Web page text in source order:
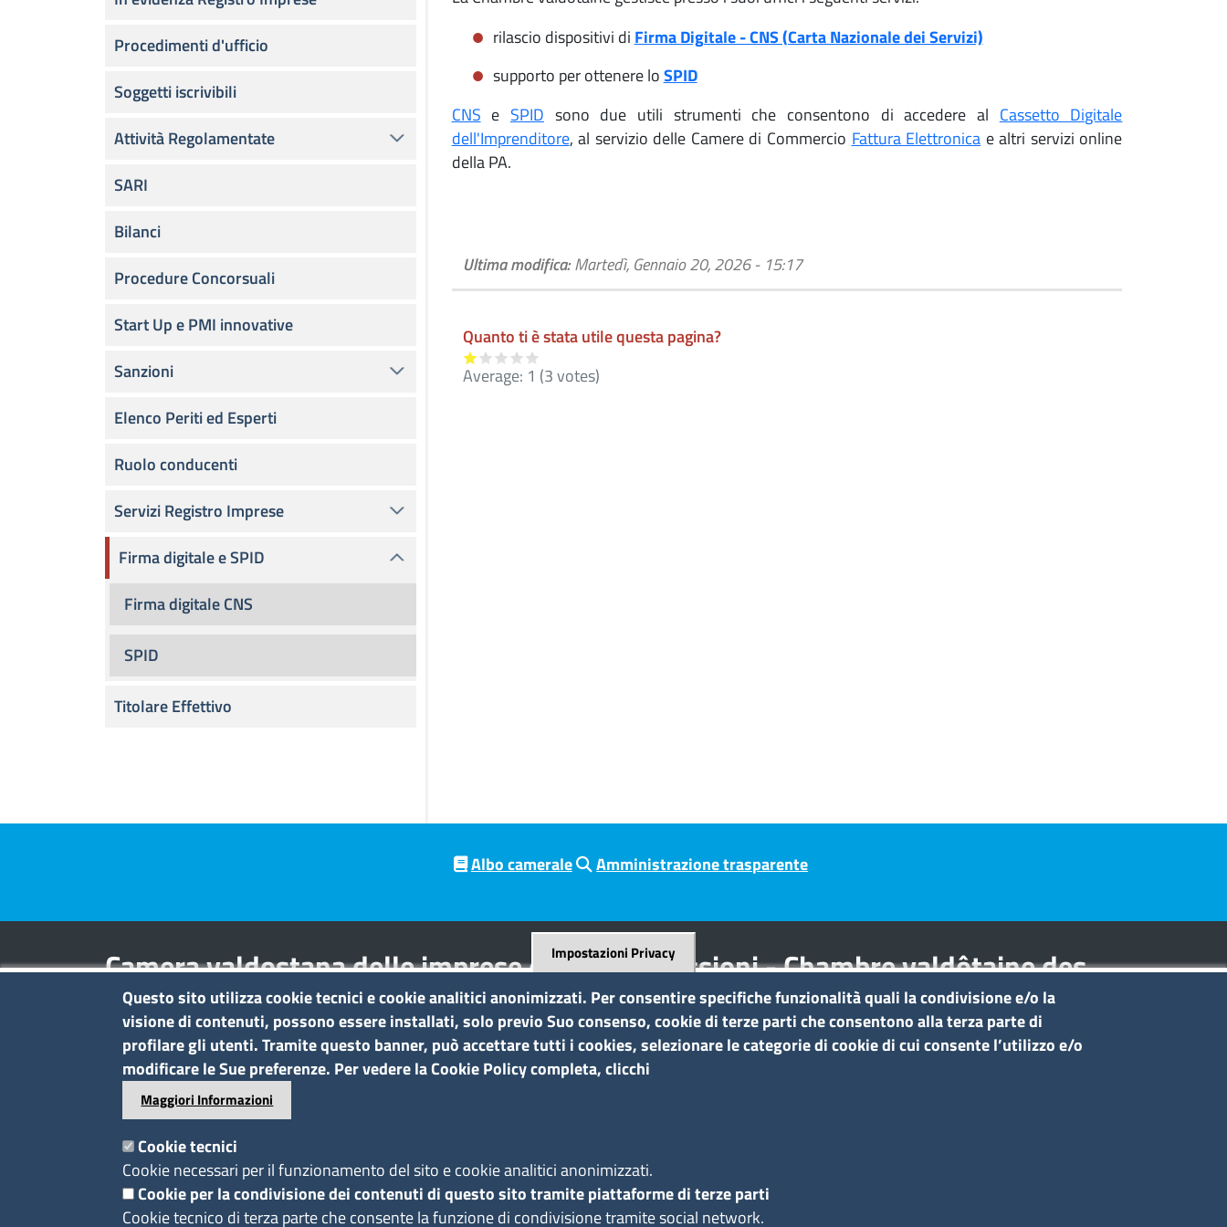
rilascio dispositivi di Firma Digitale - CNS (Carta Nazionale dei Servizi)
supporto per ottenere loSPID
CNS e SPID sono due utili strumenti che consentono di accedere al Cassetto Digitale
dell'Imprenditore, al servizio delle Camere di Commercio Fattura Elettronica e altri servizi online
della PA.
Ultima modifica: Martedì, Gennaio 20, 2026 - 15:17
Quanto ti è stata utile questa pagina?
Average: 1 (3votes)
Procedimenti d'ufficio
Soggetti iscrivibili
Attività Regolamentate
SARI
Bilanci
Procedure Concorsuali
Start Up e PMI innovative
Sanzioni
Elenco Periti ed Esperti
Ruolo conducenti
Servizi Registro Imprese
Firma digitale e SPID
Firma digitale CNS
SPID
Titolare Effettivo
Albo camerale Amministrazione trasparente
Camera valdostana delle imprese e delle professioni - Chambre valdôtaine des
entreprises et des activités libérales
Contatti
Regione Borgnalle, 12 - 11100 Aosta
tel. 0165 573001
P.I. 01079470074
C.F. 91046340070
Pec
cciaa.aosta@ao.legalmail.camcom.it
Amministrazione trasparente
Procedimenti
Provvedimenti
Seguici su
Impostazioni Privacy
Questo sito utilizza cookie tecnici e cookie analitici anonimizzati. Per consentire specifiche funzionalità quali la condivisione e/o la
visione di contenuti, possono essere installati, solo previo Suo consenso, cookie di terze parti che consentono alla terza parte di
profilare gli utenti. Tramite questo banner, può accettare tutti i cookies, selezionare le categorie di cookie di cui consente l’utilizzo e/o
modificare le Sue preferenze. Per vedere la Cookie Policy completa, clicchi
Maggiori Informazioni
Cookie tecnici
Cookie necessari per il funzionamento del sito e cookie analitici anonimizzati.
Cookie per la condivisione dei contenuti di questo sito tramite piattaforme di terze parti
Cookie tecnico di terza parte che consente la funzione di condivisione tramite social network.